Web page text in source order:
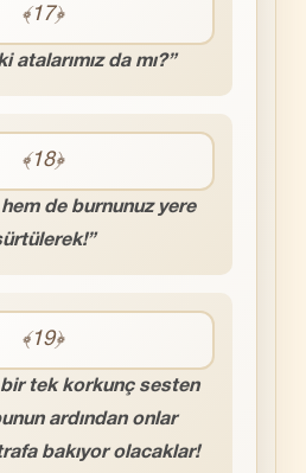
﴾17﴿
atalarımız da mı?”
﴾18﴿
de burnunuz yere
﴾19﴿
tek korkunç sesten
ardından onlar
bakıyor olacaklar!